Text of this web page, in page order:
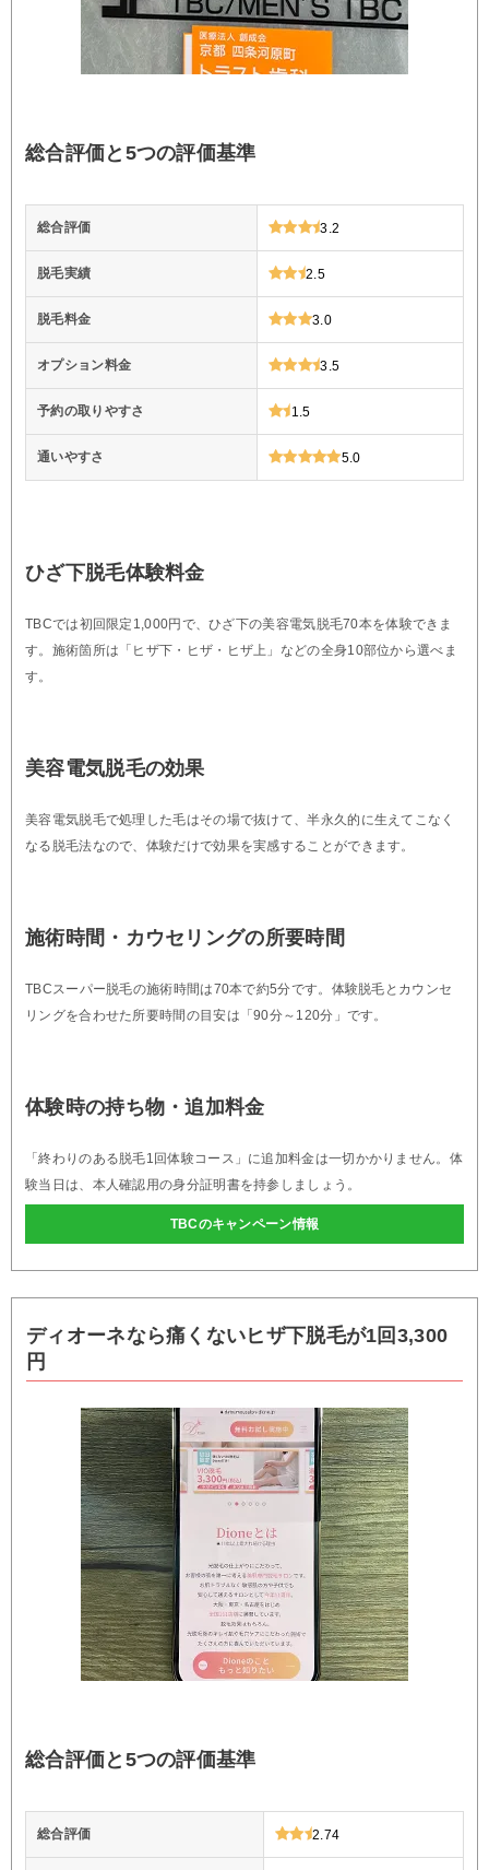
総合評価と5つの評価基準
総合評価 3.2
脱毛実績 2.5
脱毛料金 3.0
オプション料金 3.5
予約の取りやすさ 1.5
通いやすさ 5.0
ひざ下脱毛体験料金
TBCでは初回限定1,000円で、ひざ下の美容電気脱毛70本を体験できま
す。施術箇所は「ヒザ下・ヒザ・ヒザ上」などの全身10部位から選べま
す。
美容電気脱毛の効果
美容電気脱毛で処理した毛はその場で抜けて、半永久的に生えてこなく
なる脱毛法なので、体験だけで効果を実感することができます。
施術時間・カウセリングの所要時間
TBCスーパー脱毛の施術時間は70本で約5分です。体験脱毛とカウンセ
リングを合わせた所要時間の目安は「90分～120分」です。
体験時の持ち物・追加料金
「終わりのある脱毛1回体験コース」に追加料金は一切かかりません。体
験当日は、本人確認用の身分証明書を持参しましょう。
TBCのキャンペーン情報
ディオーネなら痛くないヒザ下脱毛が1回3,300
円
総合評価と5つの評価基準
総合評価 2.74